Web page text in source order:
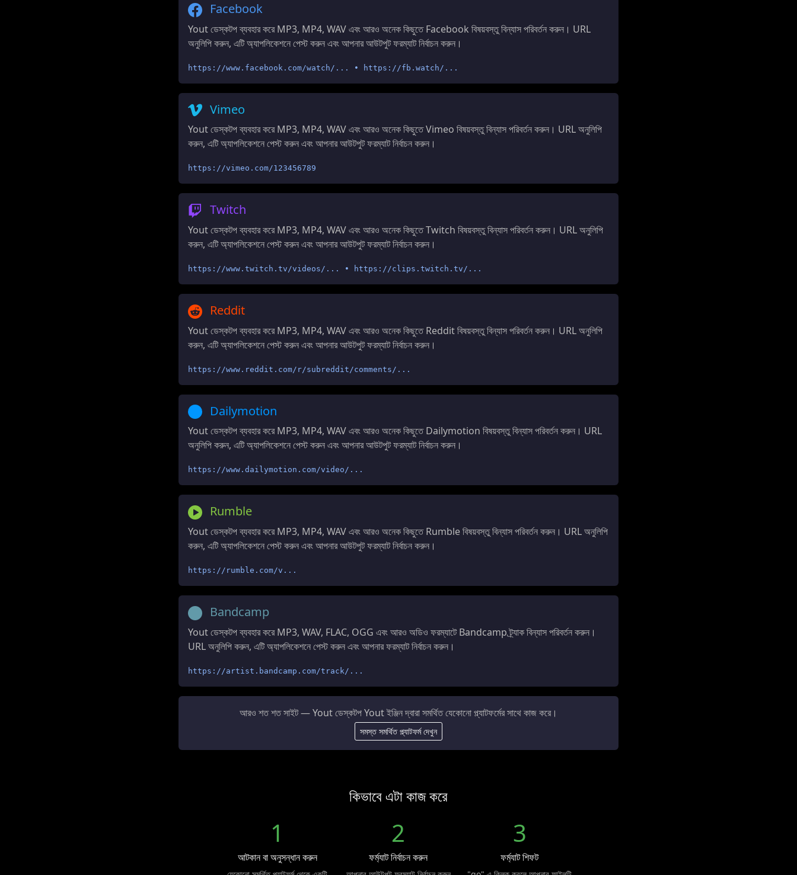
Facebook
Yout ডেস্কটপ ব্যবহার করে MP3, MP4, WAV এবং আরও অনেক কিছুতে Facebook বিষয়বস্তু বিন্যাস পরিবর্তন করুন। URL
অনুলিপি করুন, এটি অ্যাপলিকেশনে পেস্ট করুন এবং আপনার আউটপুট ফরম্যাট নির্বাচন করুন।
https://www.facebook.com/watch/... • https://fb.watch/...
Vimeo
Yout ডেস্কটপ ব্যবহার করে MP3, MP4, WAV এবং আরও অনেক কিছুতে Vimeo বিষয়বস্তু বিন্যাস পরিবর্তন করুন। URL অনুলিপি
করুন, এটি অ্যাপলিকেশনে পেস্ট করুন এবং আপনার আউটপুট ফরম্যাট নির্বাচন করুন।
https://vimeo.com/123456789
Twitch
Yout ডেস্কটপ ব্যবহার করে MP3, MP4, WAV এবং আরও অনেক কিছুতে Twitch বিষয়বস্তু বিন্যাস পরিবর্তন করুন। URL অনুলিপি
করুন, এটি অ্যাপলিকেশনে পেস্ট করুন এবং আপনার আউটপুট ফরম্যাট নির্বাচন করুন।
https://www.twitch.tv/videos/... • https://clips.twitch.tv/...
Reddit
Yout ডেস্কটপ ব্যবহার করে MP3, MP4, WAV এবং আরও অনেক কিছুতে Reddit বিষয়বস্তু বিন্যাস পরিবর্তন করুন। URL অনুলিপি
করুন, এটি অ্যাপলিকেশনে পেস্ট করুন এবং আপনার আউটপুট ফরম্যাট নির্বাচন করুন।
https://www.reddit.com/r/subreddit/comments/...
Dailymotion
Yout ডেস্কটপ ব্যবহার করে MP3, MP4, WAV এবং আরও অনেক কিছুতে Dailymotion বিষয়বস্তু বিন্যাস পরিবর্তন করুন। URL
অনুলিপি করুন, এটি অ্যাপলিকেশনে পেস্ট করুন এবং আপনার আউটপুট ফরম্যাট নির্বাচন করুন।
https://www.dailymotion.com/video/...
Rumble
Yout ডেস্কটপ ব্যবহার করে MP3, MP4, WAV এবং আরও অনেক কিছুতে Rumble বিষয়বস্তু বিন্যাস পরিবর্তন করুন। URL অনুলিপি
করুন, এটি অ্যাপলিকেশনে পেস্ট করুন এবং আপনার আউটপুট ফরম্যাট নির্বাচন করুন।
https://rumble.com/v...
Bandcamp
Yout ডেস্কটপ ব্যবহার করে MP3, WAV, FLAC, OGG এবং আরও অডিও ফরম্যাটে Bandcamp ট্র্যাক বিন্যাস পরিবর্তন করুন।
URL অনুলিপি করুন, এটি অ্যাপলিকেশনে পেস্ট করুন এবং আপনার ফরম্যাট নির্বাচন করুন।
https://artist.bandcamp.com/track/...
আরও শত শত সাইট — Yout ডেস্কটপ Yout ইঞ্জিন দ্বারা সমর্থিত যেকোনো প্ল্যাটফর্মের সাথে কাজ করে।
সমস্ত সমর্থিত প্ল্যাটফর্ম দেখুন
কিভাবে এটা কাজ করে
1
আটকান বা অনুসন্ধান করুন
2
ফর্ম্যাট নির্বাচন করুন
3
ফর্ম্যাট শিফট